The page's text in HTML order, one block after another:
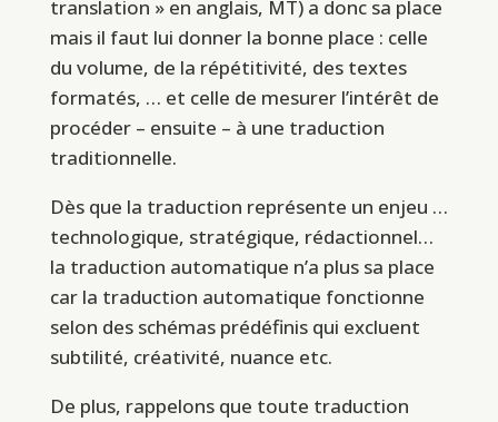
translation » en anglais, MT) a donc sa place
mais il faut lui donner la bonne place : celle
du volume, de la répétitivité, des textes
formatés, … et celle de mesurer l’intérêt de
procéder – ensuite – à une traduction
traditionnelle.
Dès que la traduction représente un enjeu …
technologique, stratégique, rédactionnel…
la traduction automatique n’a plus sa place
car la traduction automatique fonctionne
selon des schémas prédéfinis qui excluent
subtilité, créativité, nuance etc.
De plus, rappelons que toute traduction